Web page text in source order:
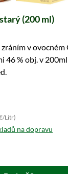
(200 ml)
v
46 % obj. v
Litr)
na dopravu